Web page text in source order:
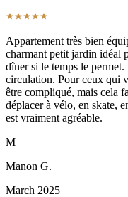
Appartement très bien
charmant petit jardin idéal
dîner si le temps le
circulation. Pour ceux qui
être compliqué, mais cela
déplacer à vélo, en skate,
est vraiment agréable.
M
Manon G.
March 2025